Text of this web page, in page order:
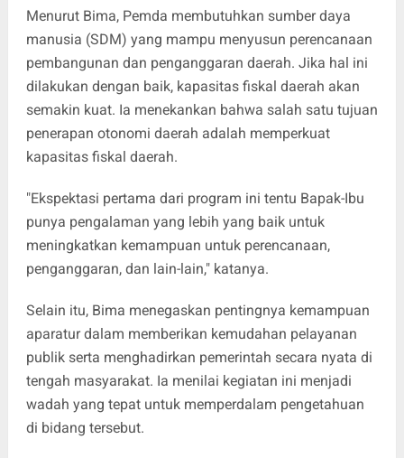
Menurut Bima, Pemda membutuhkan sumber daya
manusia (SDM) yang mampu menyusun perencanaan
pembangunan dan penganggaran daerah. Jika hal ini
dilakukan dengan baik, kapasitas fiskal daerah akan
semakin kuat. Ia menekankan bahwa salah satu tujuan
penerapan otonomi daerah adalah memperkuat
kapasitas fiskal daerah.
"Ekspektasi pertama dari program ini tentu Bapak-Ibu
punya pengalaman yang lebih yang baik untuk
meningkatkan kemampuan untuk perencanaan,
penganggaran, dan lain-lain," katanya.
Selain itu, Bima menegaskan pentingnya kemampuan
aparatur dalam memberikan kemudahan pelayanan
publik serta menghadirkan pemerintah secara nyata di
tengah masyarakat. Ia menilai kegiatan ini menjadi
wadah yang tepat untuk memperdalam pengetahuan
di bidang tersebut.